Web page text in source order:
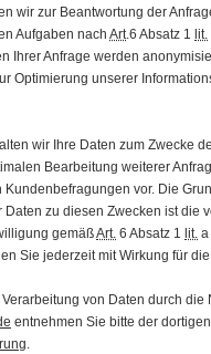
wir zur Beantwortung der
Aufgaben nach Art.6 Absatz 1 lit.
Ihrer Anfrage werden
Optimierung unserer
wir Ihre Daten zum Zwecke
Bearbeitung weiterer
Kundenbefragungen vor. Die
Daten zu diesen Zwecken ist die
gemäßArt. 6 Absatz 1 lit. a
Sie jederzeit mit Wirkung für
Verarbeitung von Daten durch die
entnehmen Sie bitte der dortigen
.